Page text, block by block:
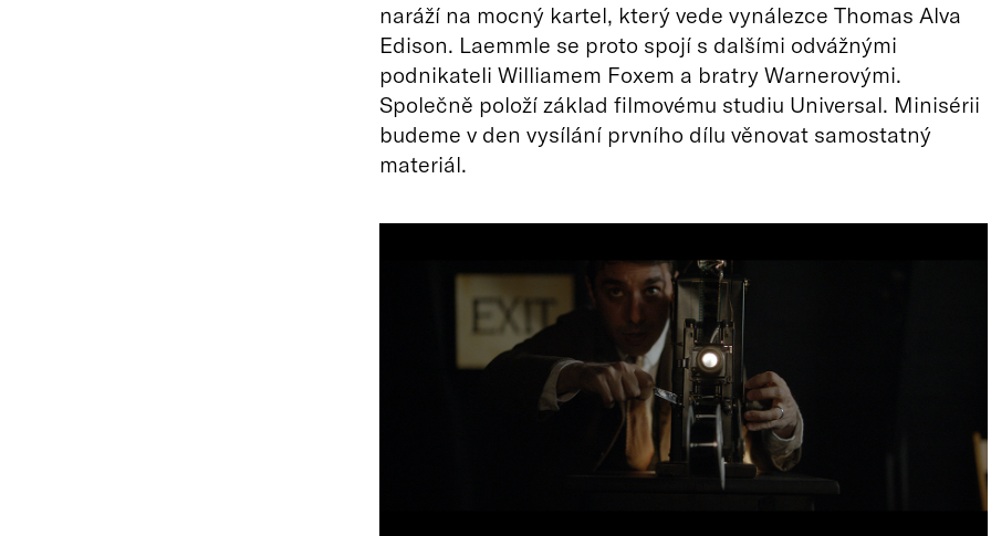
naráží na mocný kartel, který vede vynálezce Thomas Alva
Edison. Laemmle se proto spojí s dalšími odvážnými
podnikateli Williamem Foxem a bratry Warnerovými.
Společně položí základ filmovému studiu Universal. Minisérii
budeme v den vysílání prvního dílu věnovat samostatný
materiál.